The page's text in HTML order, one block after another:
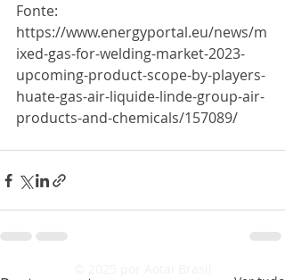
Fonte:
https://www.energyportal.eu/news/m
ixed-gas-for-welding-market-2023-
upcoming-product-scope-by-players-
huate-gas-air-liquide-linde-group-air-
products-and-chemicals/157089/